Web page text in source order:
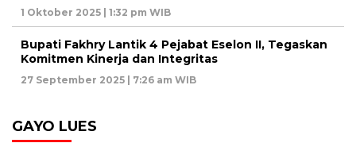
1 Oktober 2025 | 1:32 pm WIB
Bupati Fakhry Lantik 4 Pejabat Eselon II, Tegaskan
Komitmen Kinerja dan Integritas
27 September 2025 | 7:26 am WIB
GAYO LUES